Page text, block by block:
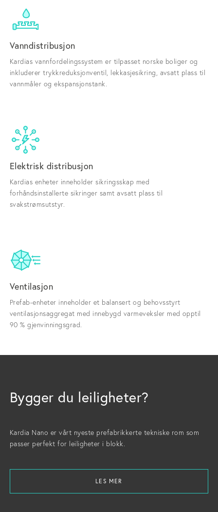
Vanndistribusjon
Kardias vannfordelingssystem er tilpasset norske boliger og
inkluderer trykkreduksjonventil, lekkasjesikring, avsatt plass til
vannmåler og ekspansjonstank.
Elektrisk distribusjon
Kardias enheter inneholder sikringsskap med
forhåndsinstallerte sikringer samt avsatt plass til
svakstrømsutstyr.
Ventilasjon
Prefab-enheter inneholder et balansert og behovsstyrt
ventilasjonsaggregat med innebygd varmeveksler med opptil
90 % gjenvinningsgrad.
Bygger du leiligheter?
Kardia Nano er vårt nyeste prefabrikkerte tekniske rom som
passer perfekt for leiligheter i blokk.
LES MER